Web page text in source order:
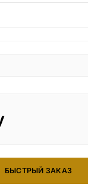
БЫСТРЫЙ ЗАКАЗ